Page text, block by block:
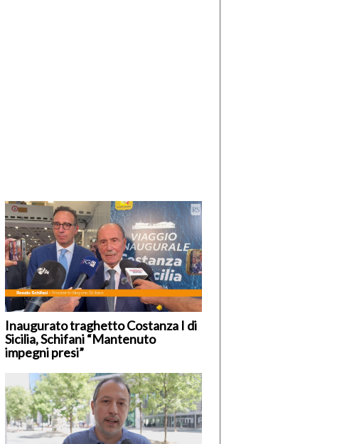
Inaugurato traghetto Costanza I di
Sicilia, Schifani “Mantenuto
impegni presi”